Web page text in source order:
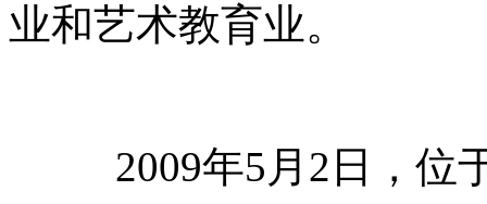
业和艺术教育业。
2009年5月2日，位于